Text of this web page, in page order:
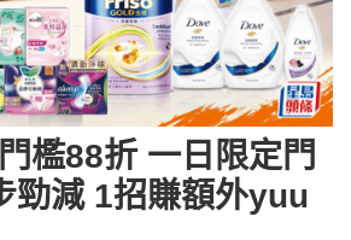
檻88折 一日限定門
勁減 1招賺額外yuu